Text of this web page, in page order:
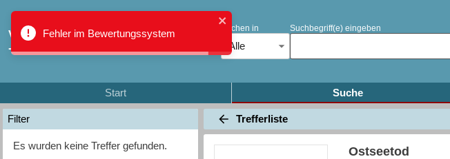
Fehler im Bewertungssystem
Verbundkatalog Region Thun
- Oberland
Suchen in
Alle
Suchbegriff(e) eingeben
Start Suche
Filter
Es wurden keine Treffer gefunden.
Trefferliste
Ostseetod